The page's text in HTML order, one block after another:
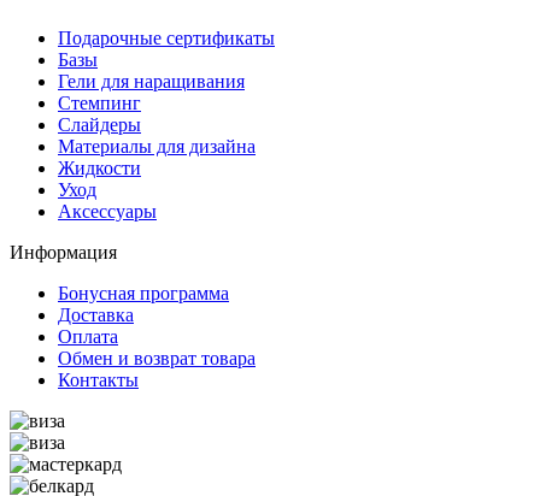
Подарочные сертификаты
Базы
Гели для наращивания
Стемпинг
Слайдеры
Материалы для дизайна
Жидкости
Уход
Аксессуары
Информация
Бонусная программа
Доставка
Оплата
Обмен и возврат товара
Контакты